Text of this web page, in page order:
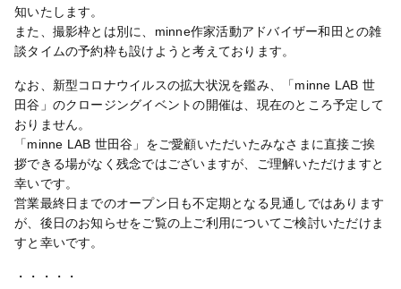
知いたします。
また、撮影枠とは別に、minne作家活動アドバイザー和田との雑
談タイムの予約枠も設けようと考えております。
なお、新型コロナウイルスの拡大状況を鑑み、「minne LAB 世
田谷」のクロージングイベントの開催は、現在のところ予定して
おりません。
「minne LAB 世田谷」をご愛顧いただいたみなさまに直接ご挨
拶できる場がなく残念ではございますが、ご理解いただけますと
幸いです。
営業最終日までのオープン日も不定期となる見通しではあります
が、後日のお知らせをご覧の上ご利用についてご検討いただけま
すと幸いです。
・・・・・